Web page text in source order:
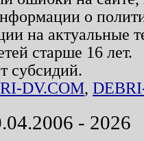
о
на актуальные
старше 16 лет.
субсидий.
DV.COM,
- 2026